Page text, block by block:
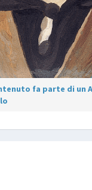
fa parte di un